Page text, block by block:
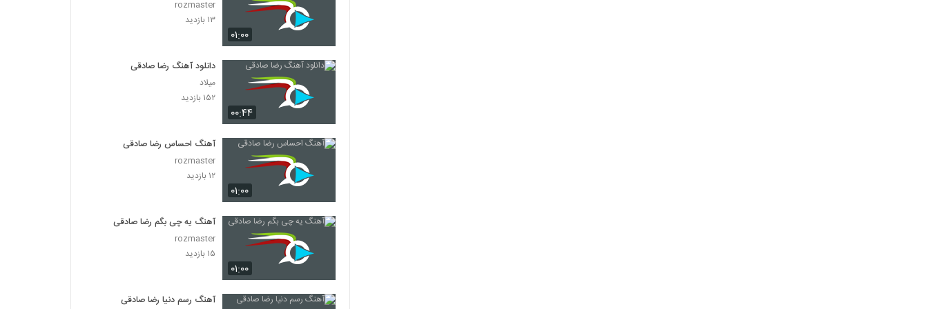
۰۱:۰۰
rozmaster
۱۳ بازدید
۰۰:۴۴
دانلود آهنگ رضا صادقی
میلاد
۱۵۲ بازدید
۰۱:۰۰
آهنگ احساس رضا صادقی
rozmaster
۱۲ بازدید
۰۱:۰۰
آهنگ یه چی بگم رضا صادقی
rozmaster
۱۵ بازدید
آهنگ رسم دنیا رضا صادقی